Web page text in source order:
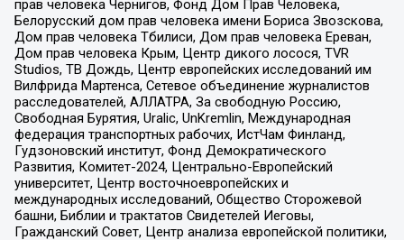
прав человека Чернигов, Фонд Дом Прав Человека,
Белорусский дом прав человека имени Бориса Звозскова,
Дом прав человека Тбилиси, Дом прав человека Ереван,
Дом прав человека Крым, Центр дикого лосося, TVR
Studios, ТВ Дождь, Центр европейских исследований им
Вилфрида Мартенса, Сетевое объединение журналистов
расследователей, АЛЛАТРА, За свободную Россию,
Свободная Бурятия, Uralic, UnKremlin, Международная
федерация транспортных рабочих, ИстЧам Финланд,
Гудзоновский институт, Фонд Демократического
Развития, Комитет-2024, Центрально-Европейский
университет, Центр восточноевропейских и
международных исследований, Общество Сторожевой
башни, Библии и трактатов Свидетелей Иеговы,
Гражданский Совет, Центр анализа европейской политики,